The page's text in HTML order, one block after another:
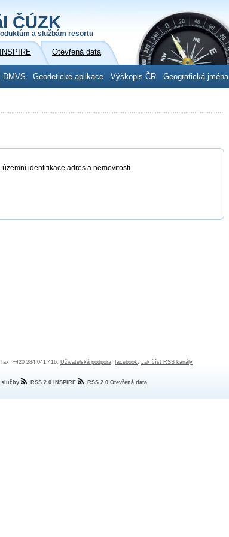
ČÚZK
a službám resortu
INSPIRE Otevřená data
DMVS Geodetické aplikace Výškopis ČR Geografická jména
identifikace adres a nemovitostí.
+420 284 041 416, Uživatelská podpora, facebook, Jak číst RSS kanály
služby RSS 2.0 INSPIRE RSS 2.0 Otevřená data